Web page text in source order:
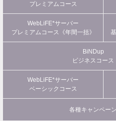
プレミアムコース
WebLiFE*サーバー
プレミアムコース《年間一括》
BiNDup
ビジネスコース
WebLiFE*サーバー
ベーシックコース
各種キャンペー